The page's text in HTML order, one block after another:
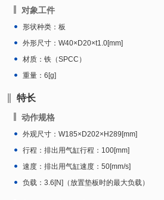
对象工件
形状种类：板
外形尺寸：W40×D20×t1.0[mm]
材质：铁（SPCC）
重量：6[g]
特长
动作规格
外观尺寸：W185×D202×H289[mm]
行程：排出用气缸行程：100[mm]
速度：排出用气缸速度：50[mm/s]
负载：3.6[N]（放置垫板时的最大负载）